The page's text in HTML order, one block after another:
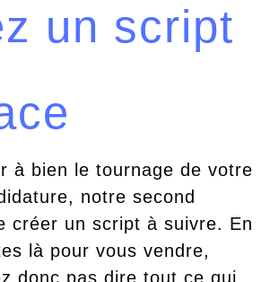
un script
à bien le tournage de votre
notre second
créer un script à suivre. En
là pour vous vendre,
donc pas dire tout ce qui